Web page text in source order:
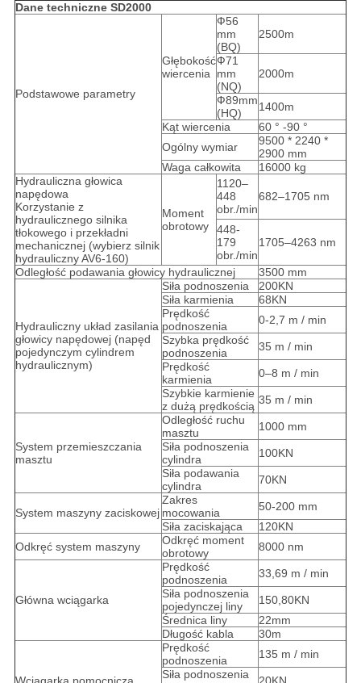
Dane techniczne SD2000
Podstawowe parametry
Głębokość
wiercenia
Ф56
mm
(BQ)
2500m
Ф71
mm
(NQ)
2000m
Ф89mm
(HQ)
1400m
Kąt wiercenia
60 ° -90 °
Ogólny wymiar
9500 * 2240 *
2900 mm
Waga całkowita
16000 kg
Hydrauliczna głowica
napędowa
Korzystanie z
hydraulicznego silnika
tłokowego i przekładni
mechanicznej (wybierz silnik
hydrauliczny AV6-160)
Moment
obrotowy
1120–
448
obr./min
682–1705 nm
448-
179
obr./min
1705–4263 nm
Odległość podawania głowicy hydraulicznej 3500 mm
Hydrauliczny układ zasilania
głowicy napędowej (napęd
pojedynczym cylindrem
hydraulicznym)
Siła podnoszenia
200KN
Siła karmienia
68KN
Prędkość
podnoszenia
0-2,7 m / min
Szybka prędkość
podnoszenia
35 m / min
Prędkość
karmienia
0–8 m / min
Szybkie karmienie
z dużą prędkością 35 m / min
System przemieszczania
masztu
Odległość ruchu
masztu
1000 mm
Siła podnoszenia
cylindra
100KN
Siła podawania
cylindra
70KN
System maszyny zaciskowej
Zakres
mocowania
50-200 mm
Siła zaciskająca
120KN
Odkręć system maszyny
Odkręć moment
obrotowy
8000 nm
Główna wciągarka
Prędkość
podnoszenia
33,69 m / min
Siła podnoszenia
pojedynczej liny
150,80KN
Średnica liny
22mm
Długość kabla
30m
Prędkość
podnoszenia
135 m / min
Siła podnoszenia